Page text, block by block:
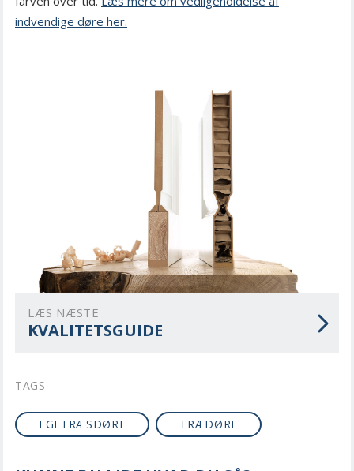
indvendige døre her.
LÆS NÆSTE
KVALITETSGUIDE
TAGS
EGETRÆSDØRE TRÆDØRE